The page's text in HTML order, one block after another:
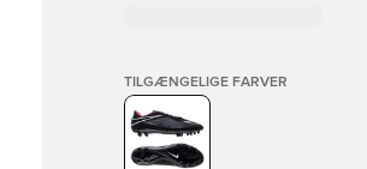
TILGÆNGELIGE FARVER